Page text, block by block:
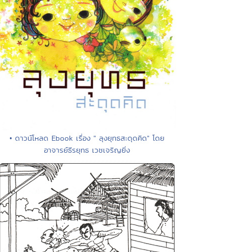
• ดาวน์โหลด Ebook เรื่อง " ลุงยุทธสะดุดคิด" โดย
อาจารย์ธีรยุทธ เวชเจริญยิ่ง